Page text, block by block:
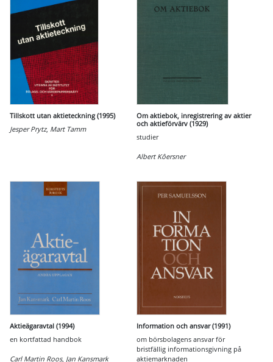
Tillskott utan aktieteckning (1995)
Jesper Prytz, Mart Tamm
Om aktiebok, inregistrering av aktier
och aktieförvärv (1929)
studier
Albert Kôersner
Aktieägaravtal (1994)
en kortfattad handbok
Carl Martin Roos, Jan Kansmark
Information och ansvar (1991)
om börsbolagens ansvar för
bristfällig informationsgivning på
aktiemarknaden